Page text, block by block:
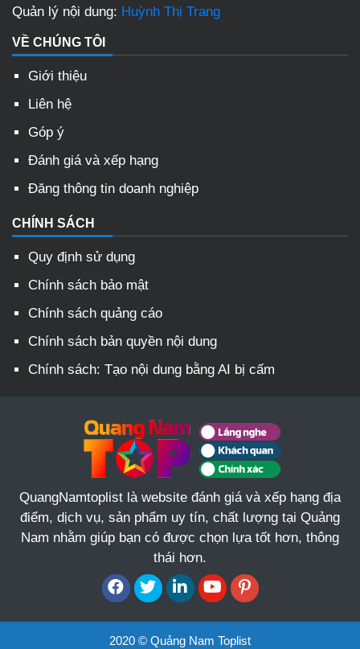
Quản lý nội dung: Huỳnh Thị Trang
VỀ CHÚNG TÔI
Giới thiệu
Liên hệ
Góp ý
Đánh giá và xếp hạng
Đăng thông tin doanh nghiệp
CHÍNH SÁCH
Quy định sử dụng
Chính sách bảo mật
Chính sách quảng cáo
Chính sách bản quyền nội dung
Chính sách: Tạo nội dung bằng AI bị cấm
QuangNamtoplist là website đánh giá và xếp hạng địa
điểm, dịch vụ, sản phẩm uy tín, chất lượng tại Quảng
Nam nhằm giúp bạn có được chọn lựa tốt hơn, thông
thái hơn.
2020 © Quảng Nam Toplist